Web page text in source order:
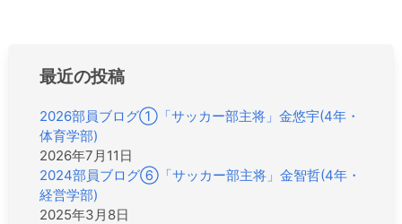
最近の投稿
2026部員ブログ①「サッカー部主将」金悠宇(4年・
体育学部)
2026年7月11日
2024部員ブログ⑥「サッカー部主将」金智哲(4年・
経営学部)
2025年3月8日